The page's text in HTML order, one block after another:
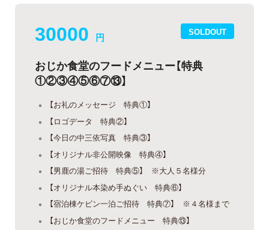
SOLDOUT
30000 円
おじか食堂のフードメニュー【特典
①②③④⑤⑥⑦⑬】
【お礼のメッセージ 特典①】
【ロゴデータ 特典②】
【今日の中三依写真 特典③】
【オリジナル非公開映像 特典④】
【男鹿の湯ご招待 特典⑤】 ※大人５名様分
【オリジナル本染め手ぬぐい 特典⑥】
【宿泊棟ケビン一泊ご招待 特典⑦】 ※４名様まで
【おじか食堂のフードメニュー 特典⑬】